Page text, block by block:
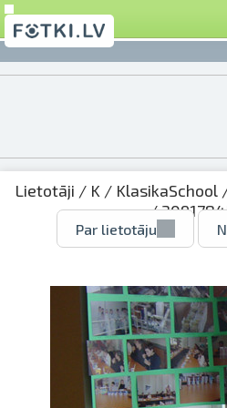
Lietotāji / K / KlasikaSchool
/
Par lietotāju